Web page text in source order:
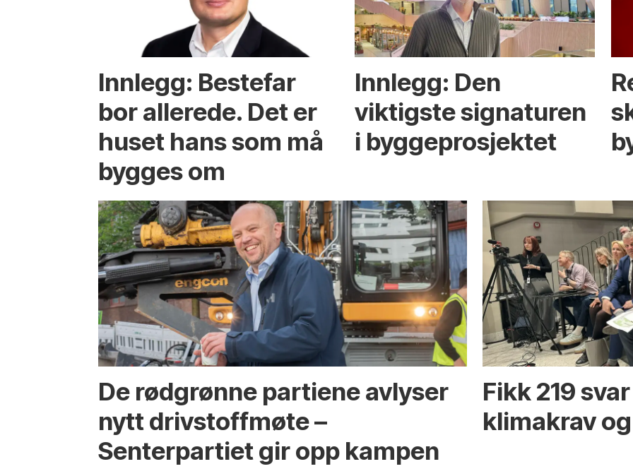
Innlegg: Bestefar
bor allerede. Det er
huset hans som må
bygges om
Innlegg: Den
viktigste signaturen
i bygge­­prosjektet
De rødgrønne partiene avlyser
nytt drivstoffmøte –
Senterpartiet gir opp kampen
Fikk 219
klimakrav